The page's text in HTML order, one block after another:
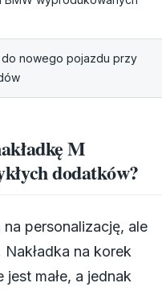
do nowego pojazdu przy
M
dodatków?
personalizację, ale
na korek
małe, a jednak